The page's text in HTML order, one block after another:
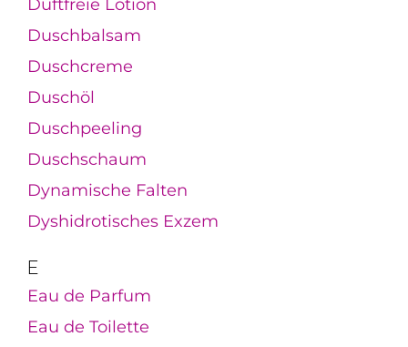
Duftfreie Lotion
Duschbalsam
Duschcreme
Duschöl
Duschpeeling
Duschschaum
Dynamische Falten
Dyshidrotisches Exzem
E
Eau de Parfum
Eau de Toilette